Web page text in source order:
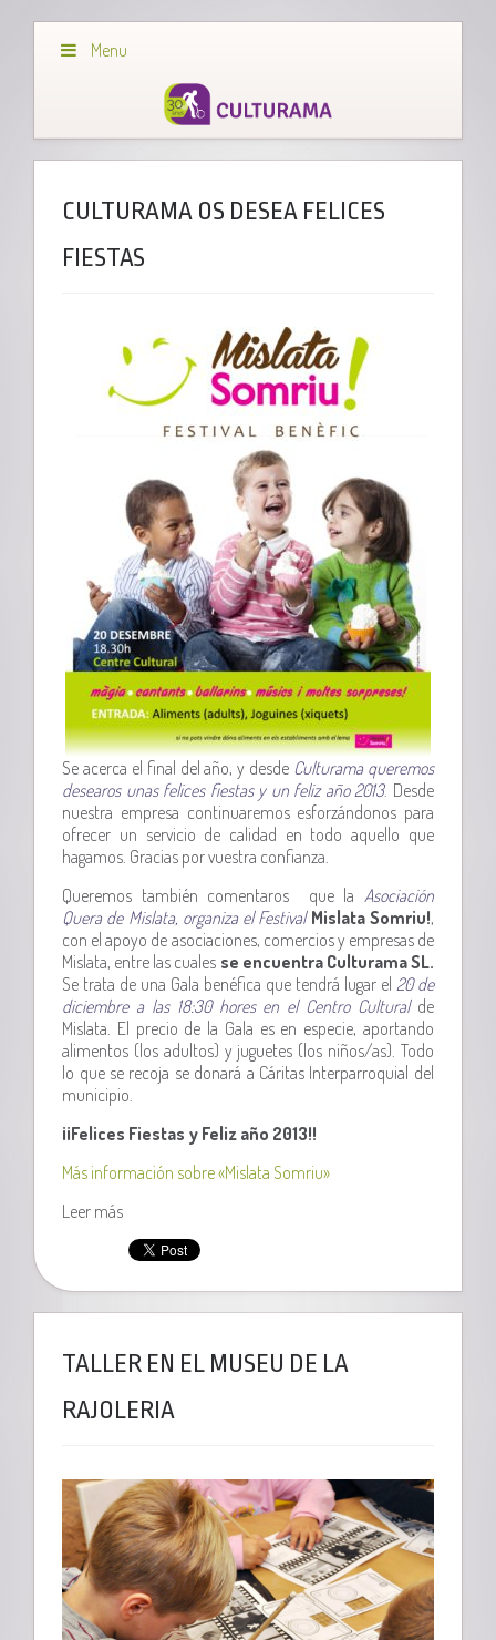
Menu
CULTURAMA OS DESEA FELICES
FIESTAS
Se acerca el final del año, y desde Culturama queremos
desearos unas felices fiestas y un feliz año 2013. Desde
nuestra empresa continuaremos esforzándonos para
ofrecer un servicio de calidad en todo aquello que
hagamos. Gracias por vuestra confianza.
Queremos también comentaros que la Asociación
Quera de Mislata, organiza el Festival Mislata Somriu!,
con el apoyo de asociaciones, comercios y empresas de
Mislata, entre las cuales se encuentra Culturama SL.
Se trata de una Gala benéfica que tendrá lugar el 20 de
diciembre a las 18:30 hores en el Centro Culturalde
Mislata. El precio de la Gala es en especie, aportando
alimentos (los adultos) y juguetes (los niños/as). Todo
lo que se recoja se donará a Cáritas Interparroquial del
municipio.
¡¡Felices Fiestas y Feliz año 2013!!
Más información sobre «Mislata Somriu»
Leer más
TALLER EN EL MUSEU DE LA
RAJOLERIA